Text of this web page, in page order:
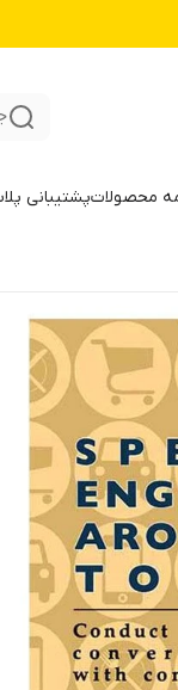
محصولاتپشتیبانی